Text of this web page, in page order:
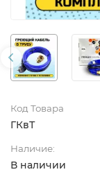
Код Товара
ГКвТ
Наличие:
В наличии